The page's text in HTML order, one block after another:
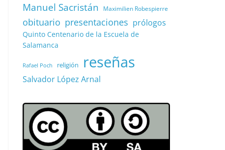
Manuel Sacristán Maximilien Robespierre
obituario presentaciones prólogos
Quinto Centenario de la Escuela de
Salamanca
Rafael Poch religión reseñas
Salvador López Arnal